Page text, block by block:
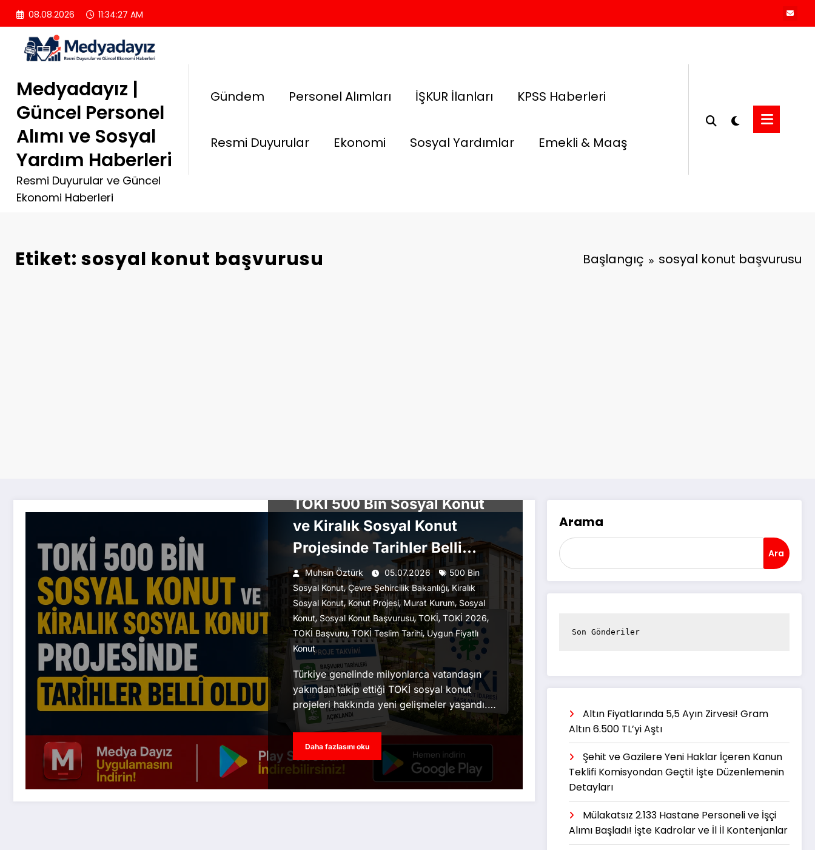
İçeriğe
atla
08.08.2026 11:34:28 AM
Medyadayız |
Güncel Personel
Alımı ve Sosyal
Yardım Haberleri
Resmi Duyurular ve Güncel
Ekonomi Haberleri
Gündem Personel Alımları İŞKUR İlanları KPSS Haberleri
Resmi Duyurular Ekonomi Sosyal Yardımlar Emekli & Maaş
Etiket: sosyal konut başvurusu Başlangıç sosyal konut başvurusu
TOKİ 500 Bin Sosyal Konut
ve Kiralık Sosyal Konut
Projesinde Tarihler Belli
Oldu
Muhsin Öztürk 05.07.2026
500 Bin
Sosyal Konut,Çevre Şehircilik Bakanlığı, Kiralık
Sosyal Konut,Konut Projesi,Murat Kurum, Sosyal
Konut,Sosyal Konut Başvurusu, TOKİ, TOKİ 2026,
TOKİ Başvuru,TOKİ Teslim Tarihi, Uygun Fiyatlı
Konut
Türkiye genelinde milyonlarca vatandaşın
yakından takip ettiği TOKİ sosyal konut
projeleri hakkında yeni gelişmeler yaşandı.…
Daha fazlasını oku
Arama
Ara
Son Gönderiler
Altın Fiyatlarında 5,5 Ayın Zirvesi! Gram
Altın 6.500 TL’yi Aştı
Şehit ve Gazilere Yeni Haklar İçeren Kanun
Teklifi Komisyondan Geçti! İşte Düzenlemenin
Detayları
Mülakatsız 2.133 Hastane Personeli ve İşçi
Alımı Başladı! İşte Kadrolar ve İl İl Kontenjanlar